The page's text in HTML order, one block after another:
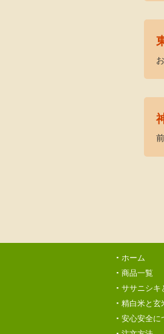
ホーム
商品一覧
ササニシキ
精白米と玄
安心安全に